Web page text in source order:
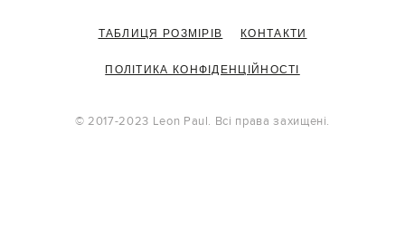
ТАБЛИЦЯ РОЗМІРІВ КОНТАКТИ
ПОЛІТИКА КОНФІДЕНЦІЙНОСТІ
© 2017-2023 Leon Paul. Всі права захищені.